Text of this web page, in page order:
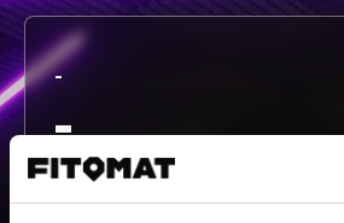
-
-
/